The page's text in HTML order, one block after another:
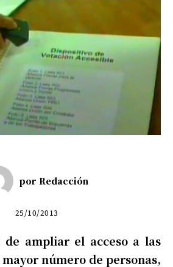
por Redacción
25/10/2013
de ampliar el acceso a las
número de personas,